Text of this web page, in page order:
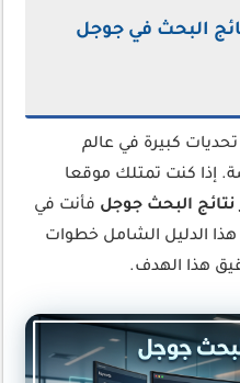
البحث في جوجل
تحديات كبيرة في عالم
إذا كنت تمتلك موقعا
البحث جوجل فأنت في
الدليل الشامل خطوات
هذا الهدف.